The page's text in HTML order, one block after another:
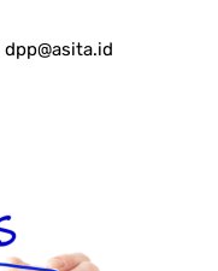
dpp@asita.id